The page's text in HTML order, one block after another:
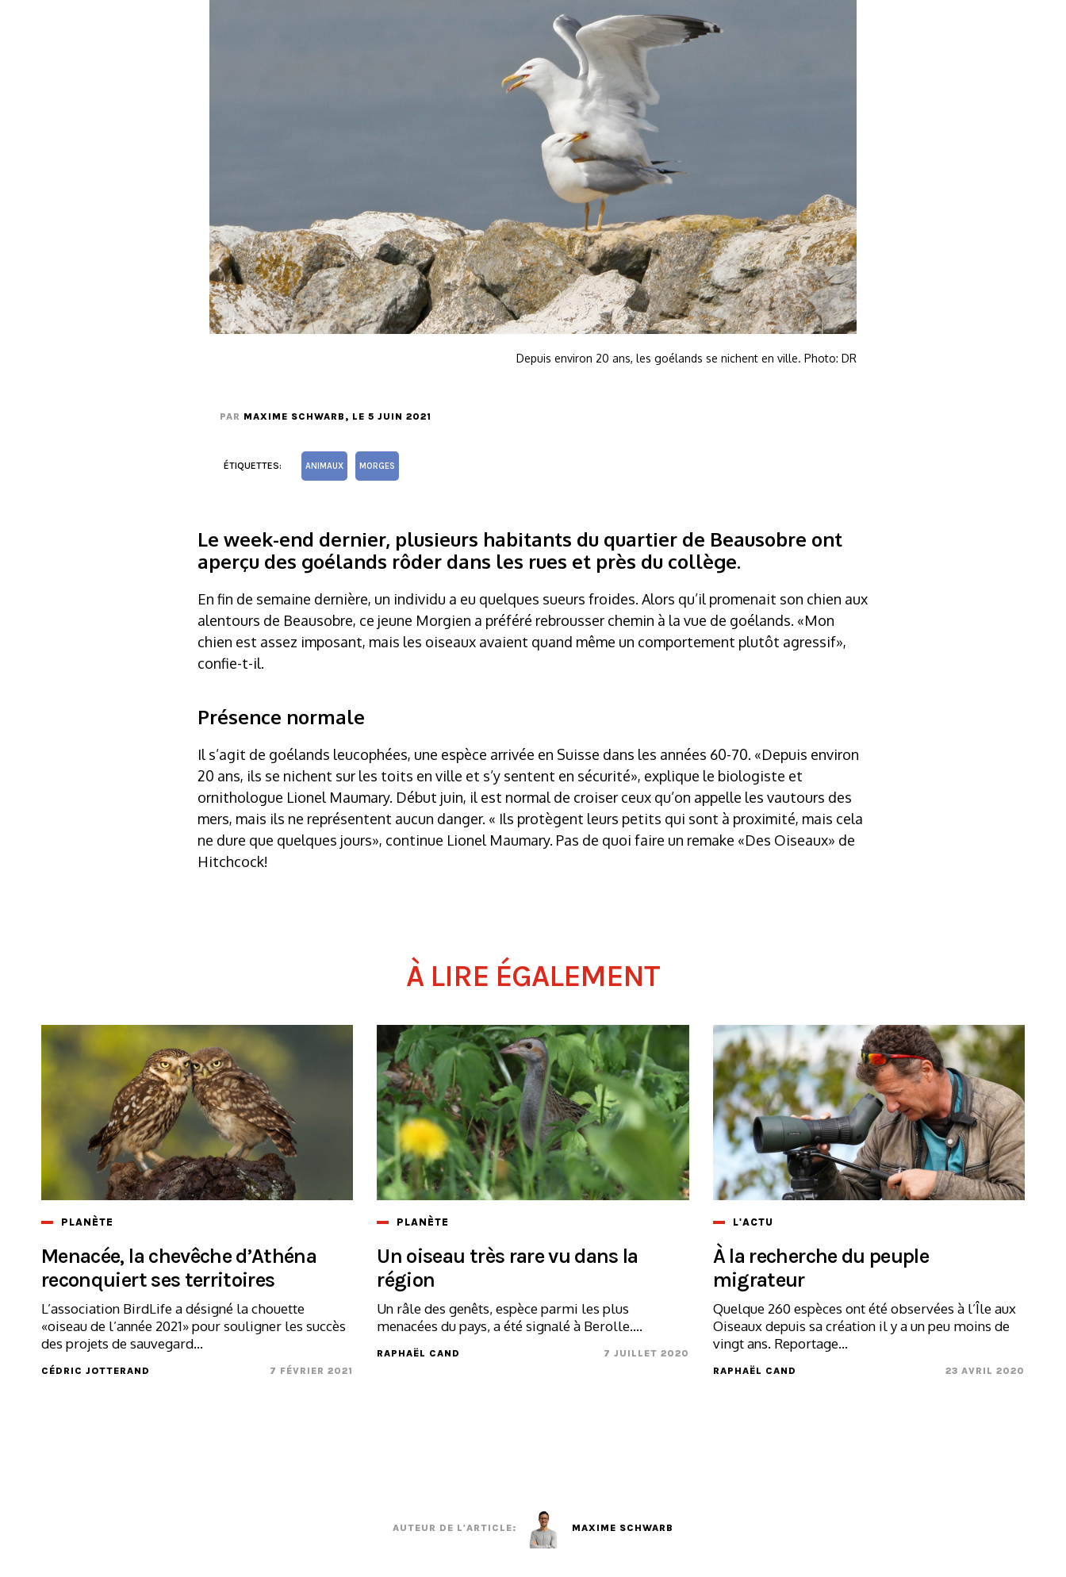
Depuis environ 20 ans, les goélands se nichent en ville. Photo: DR
PAR MAXIME SCHWARB , LE 5 JUIN 2021
ÉTIQUETTES: ANIMAUX MORGES
Le week-end dernier, plusieurs habitants du quartier de Beausobre ont
aperçu des goélands rôder dans les rues et près du collège.
En fin de semaine dernière, un individu a eu quelques sueurs froides. Alors qu’il promenait son chien aux
alentours de Beausobre, ce jeune Morgien a préféré rebrousser chemin à la vue de goélands. «Mon
chien est assez imposant, mais les oiseaux avaient quand même un comportement plutôt agressif»,
confie-t-il.
Présence normale
Il s’agit de goélands leucophées, une espèce arrivée en Suisse dans les années 60-70. «Depuis environ
20 ans, ils se nichent sur les toits en ville et s’y sentent en sécurité», explique le biologiste et
ornithologue Lionel Maumary. Début juin, il est normal de croiser ceux qu’on appelle les vautours des
mers, mais ils ne représentent aucun danger. « Ils protègent leurs petits qui sont à proximité, mais cela
ne dure que quelques jours», continue Lionel Maumary. Pas de quoi faire un remake «Des Oiseaux» de
Hitchcock!
À LIRE ÉGALEMENT
PLANÈTE
Menacée, la chevêche d’Athéna
reconquiert ses territoires
L’association BirdLife a désigné la chouette
«oiseau de l’année 2021» pour souligner les succès
des projets de sauvegard...
CÉDRIC JOTTERAND 7 FÉVRIER 2021
PLANÈTE
Un oiseau très rare vu dans la
région
Un râle des genêts, espèce parmi les plus
menacées du pays, a été signalé à Berolle....
RAPHAËL CAND 7 JUILLET 2020
L'ACTU
À la recherche du peuple
migrateur
Quelque 260 espèces ont été observées à l’Île aux
Oiseaux depuis sa création il y a un peu moins de
vingt ans. Reportage...
RAPHAËL CAND 23 AVRIL 2020
AUTEUR DE L'ARTICLE: MAXIME SCHWARB